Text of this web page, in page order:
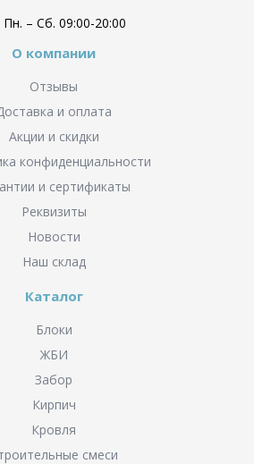
Пн. – Cб. 09:00-20:00
О компании
Отзывы
и оплата
Акции и скидки
конфиденциальности
и сертификаты
Реквизиты
Новости
Наш склад
Каталог
Блоки
ЖБИ
Забор
Кирпич
Кровля
смеси